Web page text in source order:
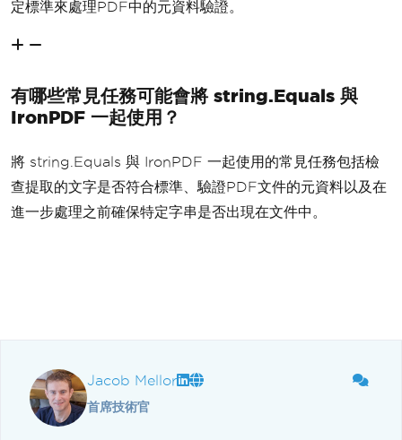
定標準來處理PDF中的元資料驗證。
有哪些常見任務可能會將 string.Equals 與
IronPDF 一起使用？
將 string.Equals 與 IronPDF 一起使用的常見任務包括檢
查提取的文字是否符合標準、驗證PDF文件的元資料以及在
進一步處理之前確保特定字串是否出現在文件中。
Jacob Mellor
首席技術官